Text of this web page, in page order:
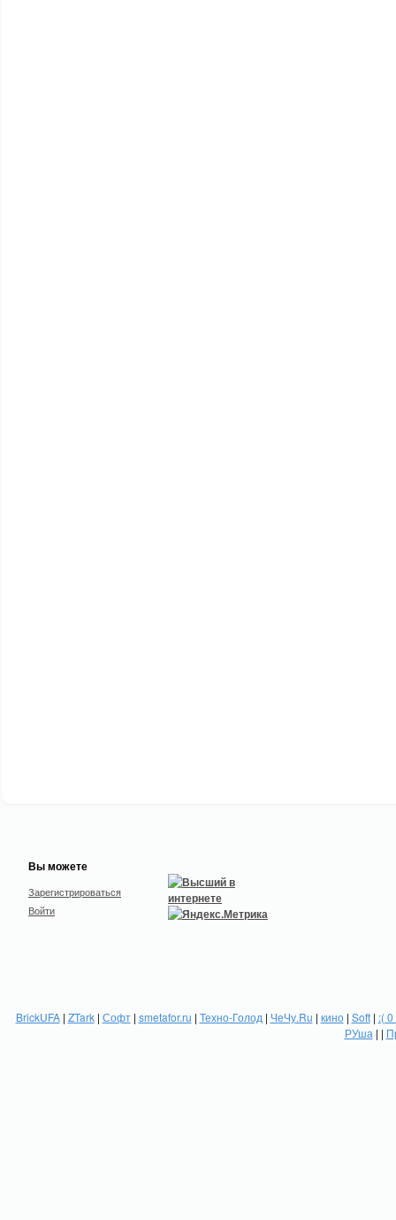
Вы можете
Зарегистрироваться
Войти
BrickUFA| ZTark| Софт| smetafor.ru | Техно-Голод | ЧеЧу.Ru | кино| Soft| :(
РУша | |